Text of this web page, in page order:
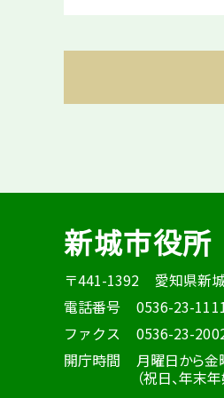
新城市役所
〒441-1392
愛知県新
電話番号
0536-23-1111
ファクス
0536-23-
開庁時間
月曜日から金
（祝日、年末